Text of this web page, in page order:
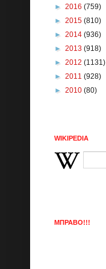
► 2016 (759)
► 2015 (810)
► 2014 (936)
► 2013 (918)
► 2012 (1131)
► 2011 (928)
► 2010 (80)
WIKIPEDIA
ΜΠΡΑΒΟ!!!